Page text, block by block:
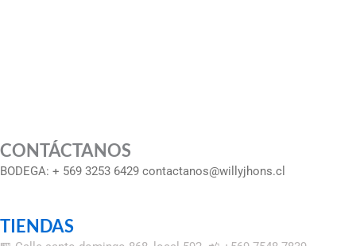
CONTÁCTANOS
BODEGA: + 569 3253 6429 contactanos@willyjhons.cl
TIENDAS